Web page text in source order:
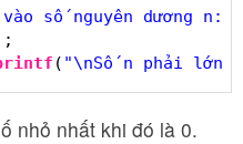
số nguyên dương n: "
( "\nSố n phải lớn
nhỏ nhất khi đó là 0.